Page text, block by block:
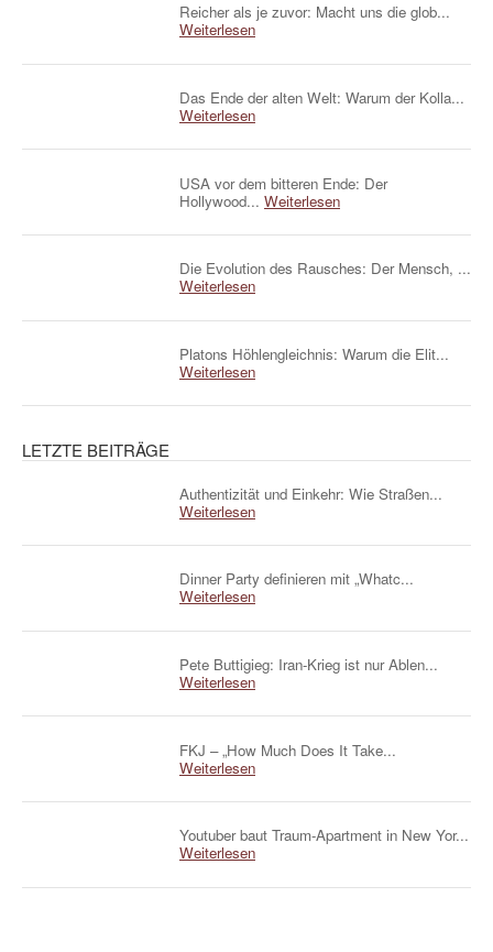
Reicher als je zuvor: Macht uns die glob...
Weiterlesen
Das Ende der alten Welt: Warum der Kolla...
Weiterlesen
USA vor dem bitteren Ende: Der
Hollywood... Weiterlesen
Die Evolution des Rausches: Der Mensch, ...
Weiterlesen
Platons Höhlengleichnis: Warum die Elit...
Weiterlesen
LETZTE BEITRÄGE
Authentizität und Einkehr: Wie Straßen...
Weiterlesen
Dinner Party definieren mit „Whatc...
Weiterlesen
Pete Buttigieg: Iran-Krieg ist nur Ablen...
Weiterlesen
FKJ – „How Much Does It Take...
Weiterlesen
Youtuber baut Traum-Apartment in New Yor...
Weiterlesen